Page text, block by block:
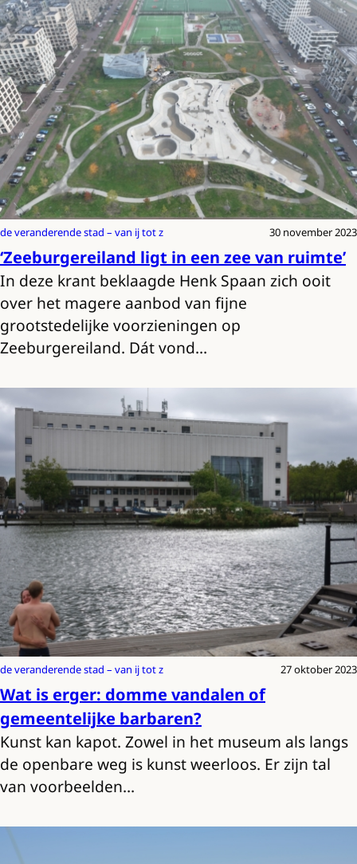
de veranderende stad – van ij tot z 30 november 2023
‘Zeeburgereiland ligt in een zee van ruimte’
In deze krant beklaagde Henk Spaan zich ooit
over het magere aanbod van fijne
grootstedelijke voorzieningen op
Zeeburgereiland. Dát vond…
de veranderende stad – van ij tot z 27 oktober 2023
Wat is erger: domme vandalen of
gemeentelijke barbaren?
Kunst kan kapot. Zowel in het museum als langs
de openbare weg is kunst weerloos. Er zijn tal
van voorbeelden…